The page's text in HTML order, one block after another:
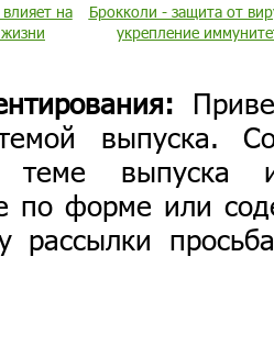
на
Брокколи - защита от
укрепление
выпуска.
теме выпуска
по форме или
рассылки